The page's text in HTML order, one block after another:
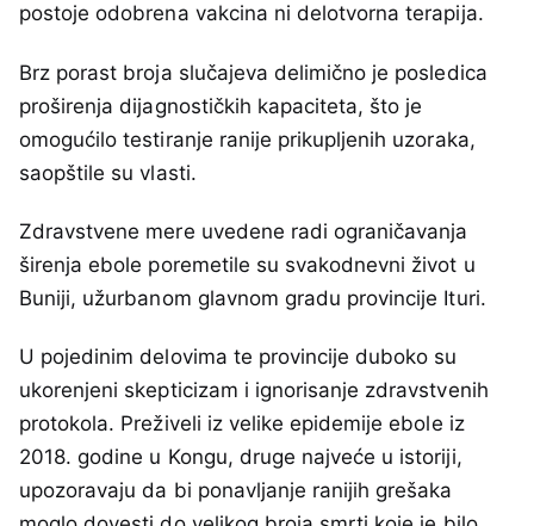
postoje odobrena vakcina ni delotvorna terapija.
Brz porast broja slučajeva delimično je posledica
proširenja dijagnostičkih kapaciteta, što je
omogućilo testiranje ranije prikupljenih uzoraka,
saopštile su vlasti.
Zdravstvene mere uvedene radi ograničavanja
širenja ebole poremetile su svakodnevni život u
Buniji, užurbanom glavnom gradu provincije Ituri.
U pojedinim delovima te provincije duboko su
ukorenjeni skepticizam i ignorisanje zdravstvenih
protokola. Preživeli iz velike epidemije ebole iz
2018. godine u Kongu, druge najveće u istoriji,
upozoravaju da bi ponavljanje ranijih grešaka